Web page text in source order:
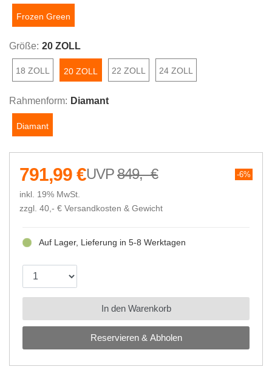
Frozen Green
Größe: 20 ZOLL
18 ZOLL 20 ZOLL 22 ZOLL 24 ZOLL
Rahmenform: Diamant
Diamant
849,- € 6%
791,99 €
inkl. 19% MwSt.
zzgl. 40,- € Versandkosten & Gewicht
Reservieren & Abholen
Auf Lager, Lieferung in 5-8 Werktagen
In den Warenkorb